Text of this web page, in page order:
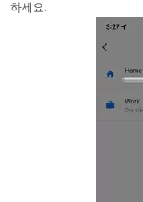
하세요.